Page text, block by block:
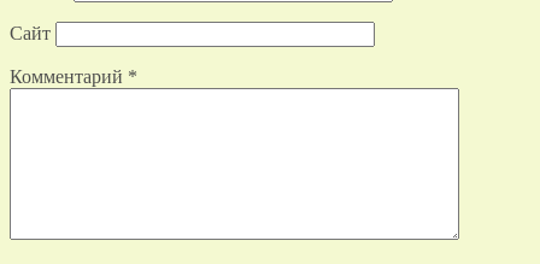
Сайт
Комментарий *